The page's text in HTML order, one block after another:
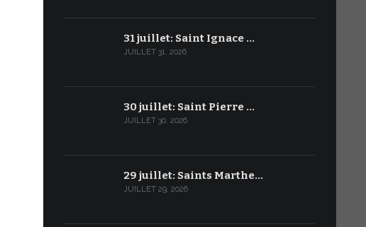
31 juillet: Saint Ignace …
JUILLET 31, 2026
30 juillet: Saint Pierre …
JUILLET 30, 2026
29 juillet: Saints Marthe…
JUILLET 29, 2026